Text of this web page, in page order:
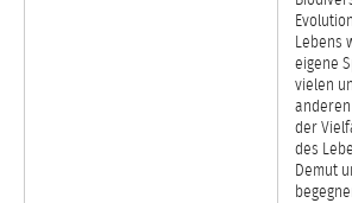
Lebens
eigene
vielen
der
des
Demut